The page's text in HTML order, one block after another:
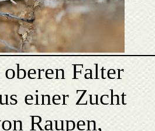
Falter
einer Zucht
Raupen,